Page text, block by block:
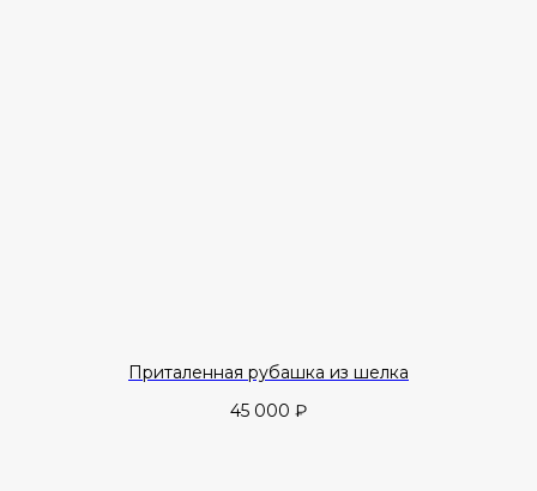
Приталенная рубашка из шелка
45 000 ₽